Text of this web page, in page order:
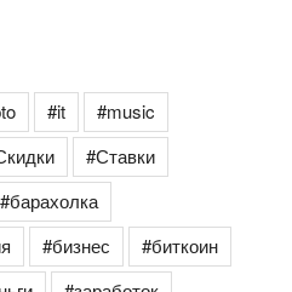
#it
#music
#Ставки
#барахолка
#бизнес
#биткоин